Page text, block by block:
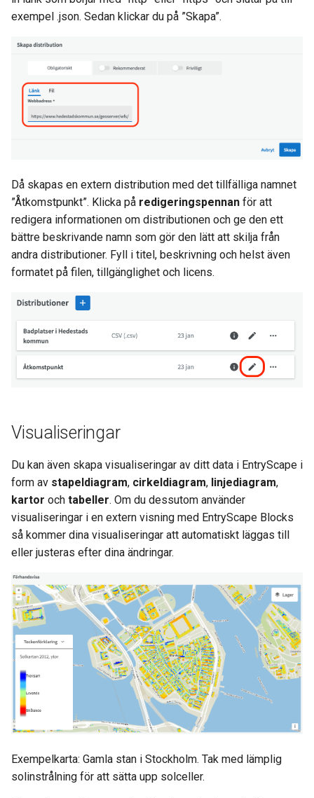
exempel .json. Sedan klickar du på ”Skapa”.
Då skapas en extern distribution med det tillfälliga namnet
”Åtkomstpunkt”. Klicka på redigeringspennan för att
redigera informationen om distributionen och ge den ett
bättre beskrivande namn som gör den lätt att skilja från
andra distributioner. Fyll i titel, beskrivning och helst även
formatet på filen, tillgänglighet och licens.
Visualiseringar
Du kan även skapa visualiseringar av ditt data i EntryScape i
form av stapeldiagram, cirkeldiagram, linjediagram,
kartor och tabeller. Om du dessutom använder
visualiseringar i en extern visning med EntryScape Blocks
så kommer dina visualiseringar att automatiskt läggas till
eller justeras efter dina ändringar.
Exempelkarta: Gamla stan i Stockholm. Tak med lämplig
solinstrålning för att sätta upp solceller.